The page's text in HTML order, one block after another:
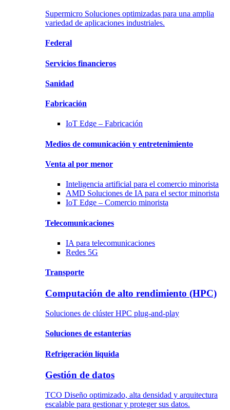
Supermicro Soluciones optimizadas para una amplia
variedad de aplicaciones industriales.
Federal
Servicios financieros
Sanidad
Fabricación
IoT Edge – Fabricación
Medios de comunicación y entretenimiento
Venta al por menor
Inteligencia artificial para el comercio minorista
AMD Soluciones de IA para el sector minorista
IoT Edge – Comercio minorista
Telecomunicaciones
IA para telecomunicaciones
Redes 5G
Transporte
Computación de alto rendimiento (HPC)
Soluciones de clúster HPC plug-and-play
Soluciones de estanterías
Refrigeración líquida
Gestión de datos
TCO Diseño optimizado, alta densidad y arquitectura
escalable para gestionar y proteger sus datos.